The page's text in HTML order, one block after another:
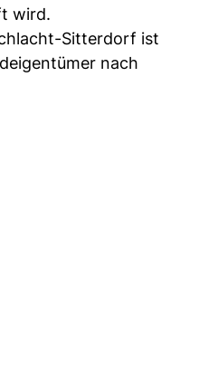
wird.
Sitterdorf ist
nach